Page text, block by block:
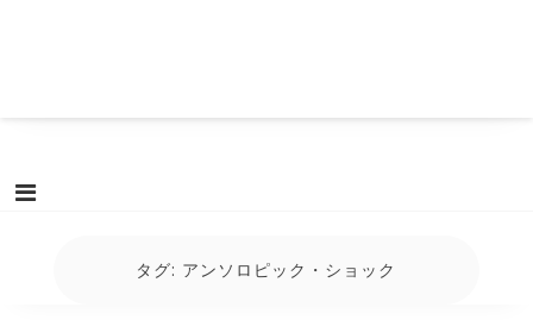
タグ: アンソロピック・ショック